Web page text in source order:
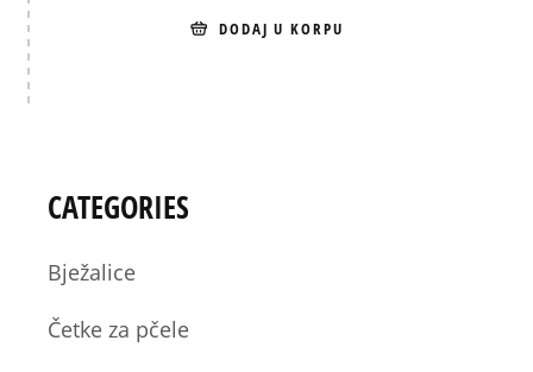
DODAJ U KORPU
CATEGORIES
Bježalice
Četke za pčele